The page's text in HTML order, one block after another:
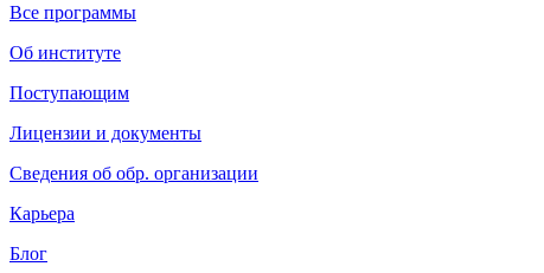
Все программы
Об институте
Поступающим
Лицензии и документы
Сведения об обр. организации
Карьера
Блог